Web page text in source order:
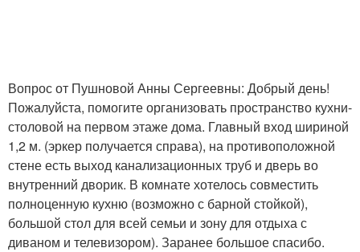
Вопрос от Пушновой Анны Сергеевны: Добрый день!
Пожалуйста, помогите организовать пространство кухни-
столовой на первом этаже дома. Главный вход шириной
1,2 м. (эркер получается справа), на противоположной
стене есть выход канализационных труб и дверь во
внутренний дворик. В комнате хотелось совместить
полноценную кухню (возможно с барной стойкой),
большой стол для всей семьи и зону для отдыха с
диваном и телевизором). Заранее большое спасибо.